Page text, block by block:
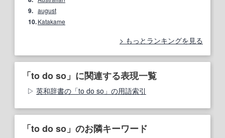
9. august
10.Katakame
もっとランキングを見る
「to do so」に関連する表現一覧
英和辞書の「to do so」の用語索引
「to do so」のお隣キーワード